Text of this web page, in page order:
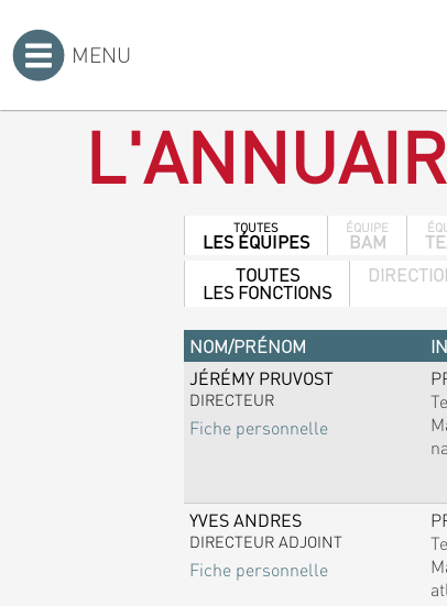
MENU
TOUTES
LES ÉQUIPES
ÉQUIPE
BAM
TOUTES
LES FONCTIONS
NOM/PRÉNOM
JÉRÉMY PRUVOST
DIRECTEUR
Fiche personnelle
YVES ANDRES
DIRECTEUR ADJOINT
Fiche personnelle